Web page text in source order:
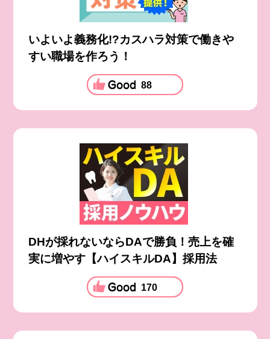
いよいよ義務化!?カスハラ対策で働きや
すい職場を作ろう！
88
DHが採れないならDAで勝負！売上を確
実に増やす【ハイスキルDA】採用法
170